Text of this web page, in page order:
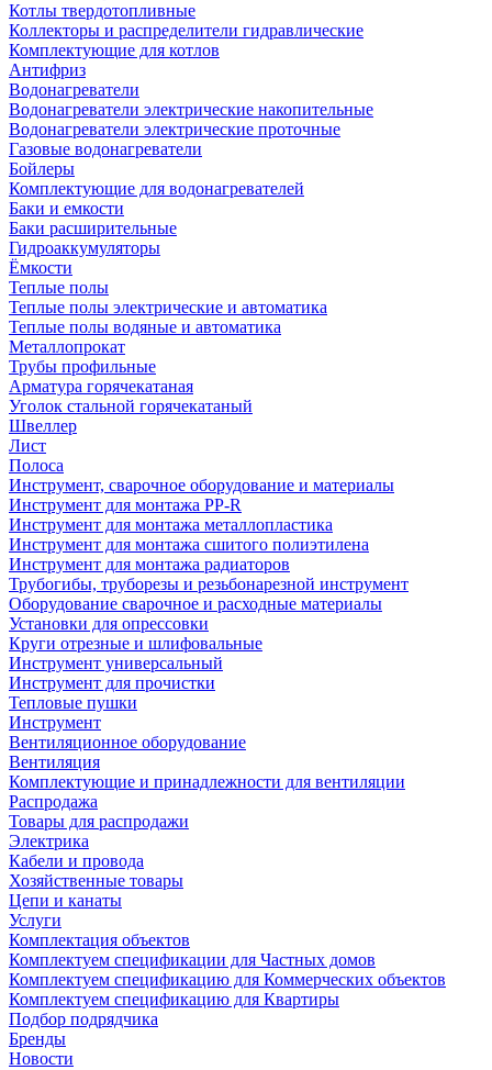
Котлы твердотопливные
Коллекторы и распределители гидравлические
Комплектующие для котлов
Антифриз
Водонагреватели
Водонагреватели электрические накопительные
Водонагреватели электрические проточные
Газовые водонагреватели
Бойлеры
Комплектующие для водонагревателей
Баки и емкости
Баки расширительные
Гидроаккумуляторы
Ёмкости
Теплые полы
Теплые полы электрические и автоматика
Теплые полы водяные и автоматика
Металлопрокат
Трубы профильные
Арматура горячекатаная
Уголок стальной горячекатаный
Швеллер
Лист
Полоса
Инструмент, сварочное оборудование и материалы
Инструмент для монтажа PP-R
Инструмент для монтажа металлопластика
Инструмент для монтажа сшитого полиэтилена
Инструмент для монтажа радиаторов
Трубогибы, труборезы и резьбонарезной инструмент
Оборудование сварочное и расходные материалы
Установки для опрессовки
Круги отрезные и шлифовальные
Инструмент универсальный
Инструмент для прочистки
Тепловые пушки
Инструмент
Вентиляционное оборудование
Вентиляция
Комплектующие и принадлежности для вентиляции
Распродажа
Товары для распродажи
Электрика
Кабели и провода
Хозяйственные товары
Цепи и канаты
Услуги
Комплектация объектов
Комплектуем спецификации для Частных домов
Комплектуем спецификацию для Коммерческих объектов
Комплектуем спецификацию для Квартиры
Подбор подрядчика
Бренды
Новости